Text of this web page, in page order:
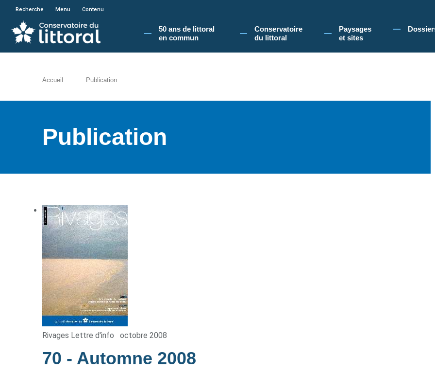
En poursuivant votre navigation sur le site du Conservatoire du littoral, vous acceptez l'utilisation de cookies pour vous
Recherche Menu Contenu
50 ans de littoral
en commun​
Conservatoire
du littoral
Paysages
et sites
Accueil Publication
Publication
Rivages Lettre d'info octobre 2008
70 - Automne 2008